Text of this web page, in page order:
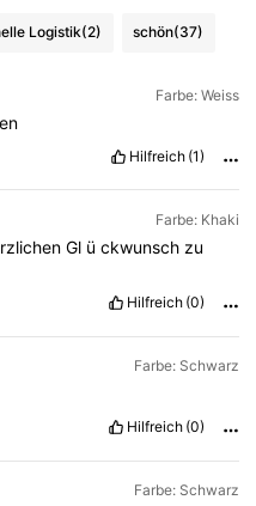
Logistik(2) schön(37)
Farbe: Weiss
Hilfreich (1)
Farbe: Khaki
Gl ückwunsch zu
Hilfreich (0)
Farbe: Schwarz
Hilfreich (0)
Farbe: Schwarz